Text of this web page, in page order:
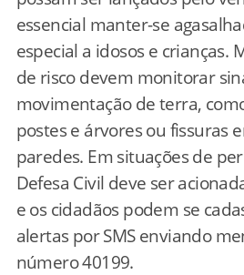
essencial manter-se
especial a idosos e crianças.
de risco devem monitorar
movimentação de terra,
postes e árvores ou fissuras
paredes. Em situações de
Defesa Civil deve ser
e os cidadãos podem se
alertas por SMS enviando
número 40199.